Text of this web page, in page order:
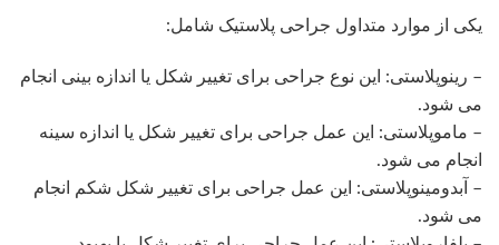
یکی از موارد متداول جراحی پلاستیک شامل:
– رینوپلاستی: این نوع جراحی برای تغییر شکل یا اندازه بینی انجام
می شود.
– ماموپلاستی: این عمل جراحی برای تغییر شکل یا اندازه سینه
انجام می شود.
– آبدومینوپلاستی: این عمل جراحی برای تغییر شکل شکم انجام
می شود.